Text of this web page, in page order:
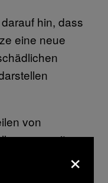
hin, dass
eine neue
von
die [US-
×